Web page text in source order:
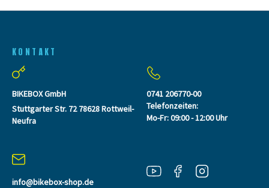
KONTAKT
BIKEBOX GmbH
Stuttgarter Str. 72 78628 Rottweil-
Neufra
info@bikebox-shop.de
0741 206770-00
Telefonzeiten:
Mo-Fr: 09:00 - 12:00 Uhr